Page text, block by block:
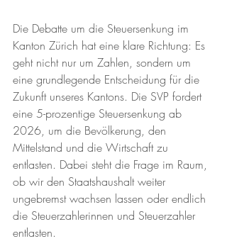
Die Debatte um die Steuersenkung im
Kanton Zürich hat eine klare Richtung: Es
geht nicht nur um Zahlen, sondern um
eine grundlegende Entscheidung für die
Zukunft unseres Kantons. Die SVP fordert
eine 5-prozentige Steuersenkung ab
2026, um die Bevölkerung, den
Mittelstand und die Wirtschaft zu
entlasten. Dabei steht die Frage im Raum,
ob wir den Staatshaushalt weiter
ungebremst wachsen lassen oder endlich
die Steuerzahlerinnen und Steuerzahler
entlasten.